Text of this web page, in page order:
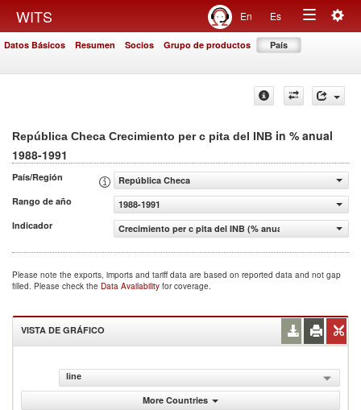
WITS En Es
Toggle
Datos Básicos Resumen Socios Grupo de productos País
República Checa Crecimiento per c pita del INB in % anual
1988-1991
País/Región
República Checa
Rango de año
1988-1991
Indicador
Crecimiento per c pita del INB (% anual)
Please note the exports, imports and tariff data are based on reported data and not gap
filled. Please check the Data Availability for coverage.
VISTA DE GRÁFICO
line
More Countries